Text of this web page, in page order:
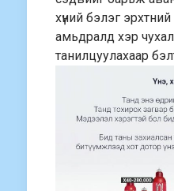
хүний бэлэг
амьдралд хэр
танилцуулахаар